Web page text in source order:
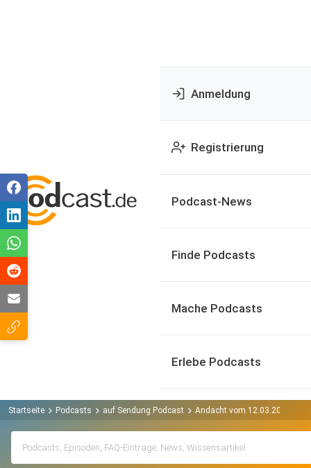
Anmeldung
Registrierung
Podcast-News
Finde Podcasts
Mache Podcasts
Erlebe Podcasts
Startseite Podcasts auf Sendung Podcast Andacht vom 12.03.2026